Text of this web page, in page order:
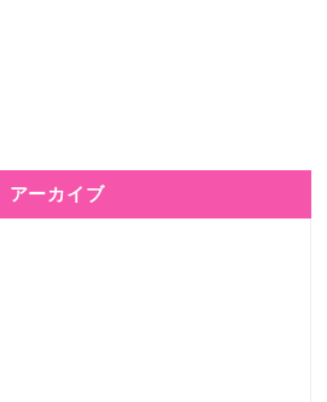
アーカイブ